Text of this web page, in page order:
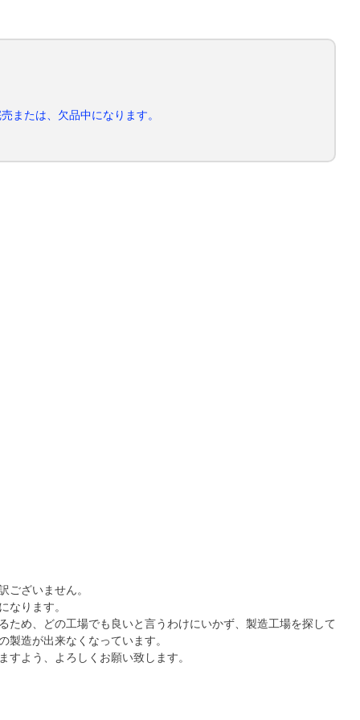
または、欠品中になります。
ございません。
なります。
め、どの工場でも良いと言うわけにいかず、製造工場を探して
造が出来なくなっています。
よう、よろしくお願い致します。